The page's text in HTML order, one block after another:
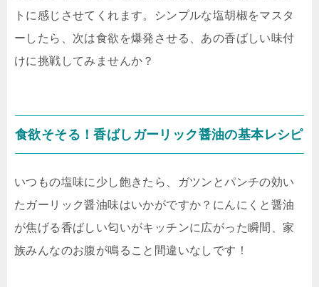
トに感じさせてくれます。シンプルな塩胡椒をマスタ
ーしたら、次は食欲を爆発させる、あの香ばしい味付
けに挑戦してみませんか？
食欲そそる！香ばしガーリック醤油の基本レシピ
いつもの塩味に少し飽きたら、ガツンとパンチの効い
たガーリック醤油味はいかがですか？にんにくと醤油
が焦げる香ばしい匂いがキッチンに広がった瞬間、家
族みんなのお腹が鳴ること間違いなしです！